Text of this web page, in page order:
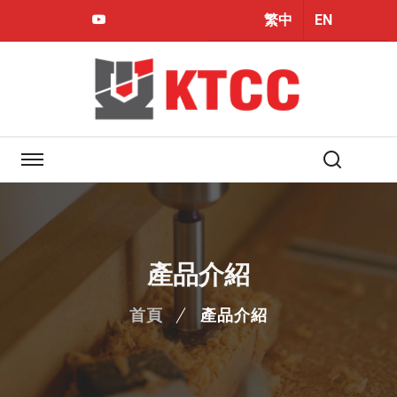
繁中 EN
產品介紹
首頁 產品介紹